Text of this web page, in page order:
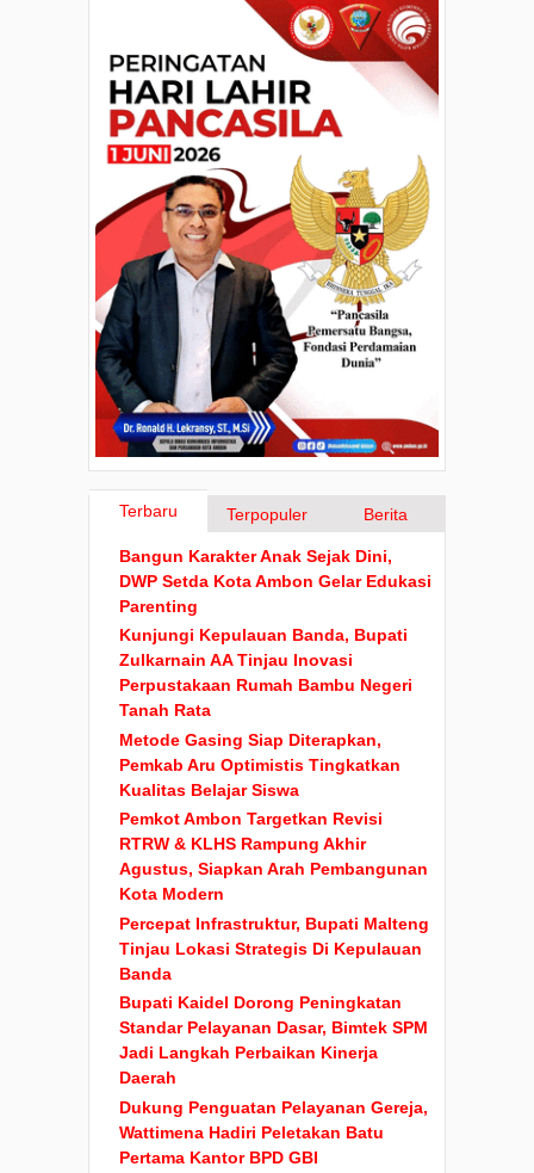
Terbaru Terpopuler Berita
Bangun Karakter Anak Sejak Dini,
DWP Setda Kota Ambon Gelar Edukasi
Parenting
Kunjungi Kepulauan Banda, Bupati
Zulkarnain AA Tinjau Inovasi
Perpustakaan Rumah Bambu Negeri
Tanah Rata
Metode Gasing Siap Diterapkan,
Pemkab Aru Optimistis Tingkatkan
Kualitas Belajar Siswa
Pemkot Ambon Targetkan Revisi
RTRW & KLHS Rampung Akhir
Agustus, Siapkan Arah Pembangunan
Kota Modern
Percepat Infrastruktur, Bupati Malteng
Tinjau Lokasi Strategis Di Kepulauan
Banda
Bupati Kaidel Dorong Peningkatan
Standar Pelayanan Dasar, Bimtek SPM
Jadi Langkah Perbaikan Kinerja
Daerah
Dukung Penguatan Pelayanan Gereja,
Wattimena Hadiri Peletakan Batu
Pertama Kantor BPD GBI